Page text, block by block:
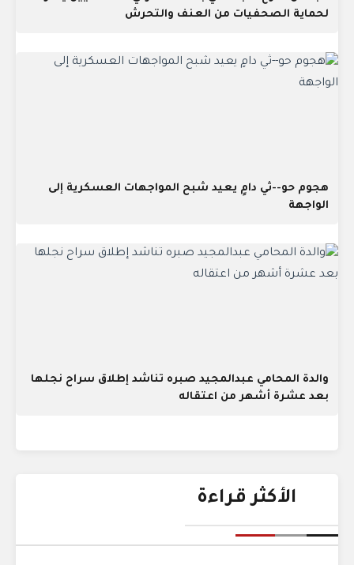
لحماية الصحفيات من العنف والتحرش
هجوم حو--ثي دامٍ يعيد شبح المواجهات العسكرية إلى
الواجهة
والدة المحامي عبدالمجيد صبره تناشد إطلاق سراح نجلها
بعد عشرة أشهر من اعتقاله
الأكثر قراءة